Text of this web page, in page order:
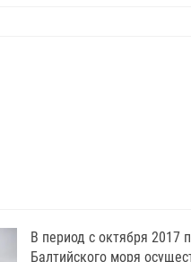
В период с октября 2017
Балтийского моря